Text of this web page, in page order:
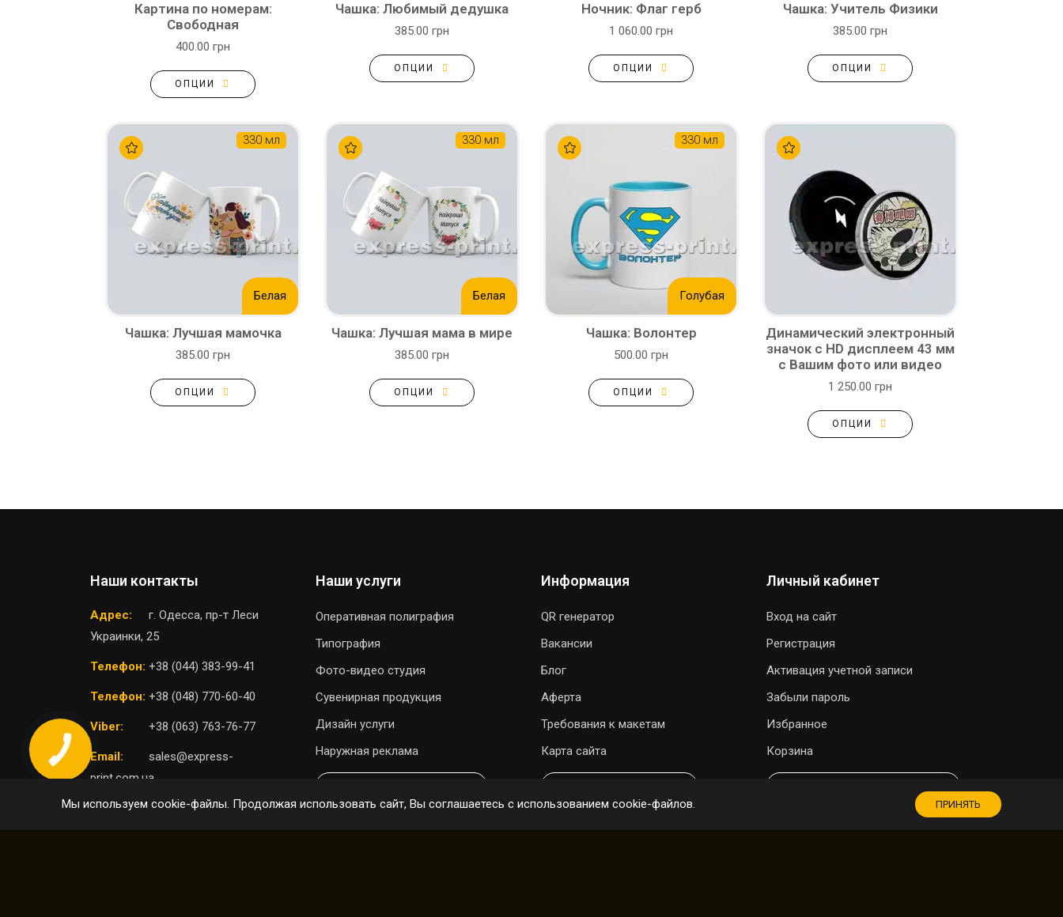
Картина по номерам:
Свободная
400.00 грн
ОПЦИИ
Чашка: Любимый дедушка
385.00 грн
ОПЦИИ
Ночник: Флаг герб
1 060.00 грн
ОПЦИИ
Чашка: Учитель Физики
385.00 грн
ОПЦИИ
330 мл
Белая
Чашка: Лучшая мамочка
385.00 грн
ОПЦИИ
330 мл
Белая
Чашка: Лучшая мама в мире
385.00 грн
ОПЦИИ
330 мл
Голубая
Чашка: Волонтер
500.00 грн
ОПЦИИ
Динамический электронный
значок с HD дисплеем 43 мм
с Вашим фото или видео
1 250.00 грн
ОПЦИИ
Наши контакты
Адрес:
г. Одесса, пр-т Леси
Украинки, 25
Телефон: +38 (044) 383-99-41
Телефон: +38 (048) 770-60-40
Viber: +38 (063) 763-76-77
Email:
sales@express-
print.com.ua
Наши услуги
Оперативная полиграфия
Типография
Фото-видео студия
Сувенирная продукция
Дизайн услуги
Наружная реклама
Информация
QR генератор
Вакансии
Блог
Аферта
Требования к макетам
Карта сайта
Личный кабинет
Вход на сайт
Регистрация
Активация учетной записи
Забыли пароль
Избранное
Корзина
Мы используем cookie-файлы. Продолжая использовать сайт, Вы соглашаетесь с использованием cookie-файлов. ПРИНЯТЬ